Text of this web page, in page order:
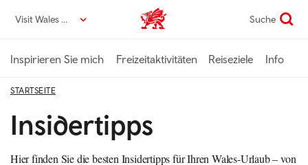
zumVisit Wales DE VisitWales home Suche
Inspirieren Sie mich Freizeitaktivitäten Reiseziele Info
STARTSEITE
Insidertipps
Hier finden Sie die besten Insidertipps für Ihren Wales-Urlaub – von